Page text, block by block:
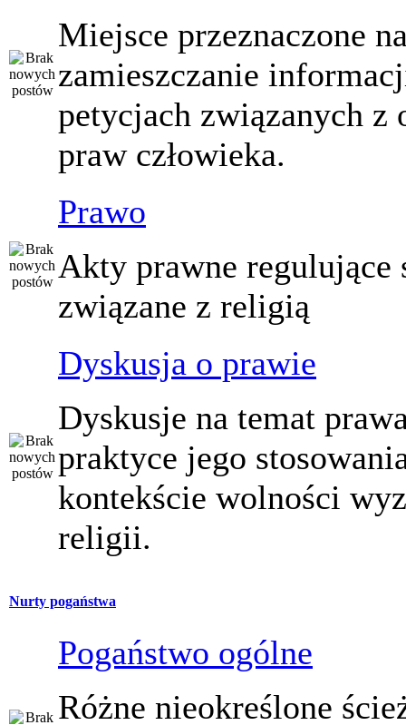
Miejsce przeznaczone
zamieszczanie
petycjach związanych z
praw człowieka.
Prawo
Akty prawne regulujące
związane z religią
Dyskusja o prawie
Dyskusje na temat
praktyce jego
kontekście wolności
religii.
Nurty pogaństwa
Pogaństwo ogólne
Różne nieokreślone